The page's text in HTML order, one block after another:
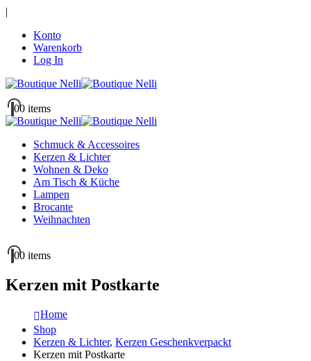
|
Konto
Warenkorb
Log In
00 items
Schmuck & Accessoires
Kerzen & Lichter
Wohnen & Deko
Am Tisch & Küche
Lampen
Brocante
Weihnachten
00 items
Kerzen mit Postkarte
Home
Shop
Kerzen & Lichter, Kerzen Geschenkverpackt
Kerzen mit Postkarte